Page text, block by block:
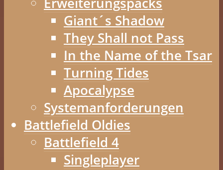
Giant´s Shadow
They Shall not Pass
In the Name of the Tsar
Turning Tides
Apocalypse
Systemanforderungen
Battlefield Oldies
Battlefield 4
Singleplayer